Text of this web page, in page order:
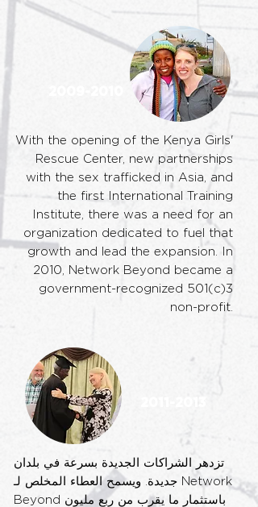
With the opening of the Kenya Girls'
Rescue Center, new partnerships
with the sex trafficked in Asia, and
the first International Training
Institute, there was a need for an
organization dedicated to fuel that
growth and lead the expansion. In
2010, Network Beyond became a
government-recognized 501(c)3
non-profit.
تزدهر الشراكات الجديدة بسرعة في بلدان
جديدة. ويسمح العطاء المخلص لـ Network
Beyond باستثمار ما يقرب من ربع مليون